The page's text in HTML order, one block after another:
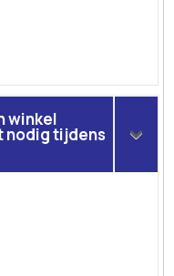
winkel
nodig tijdens